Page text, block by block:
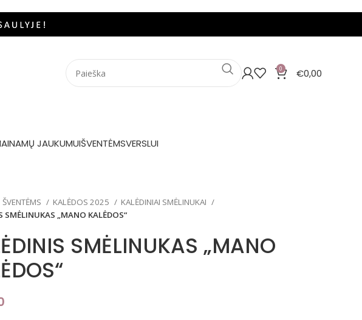
0 €0,00
NAMŲ JAUKUMUIŠVENTĖMSVERSLUI
ŠVENTĖMS KALĖDOS 2025
KALĖDINIAI SMĖLINUKAI
SMĖLINUKAS „MANO KALĖDOS“
SMĖLINUKAS „MANO